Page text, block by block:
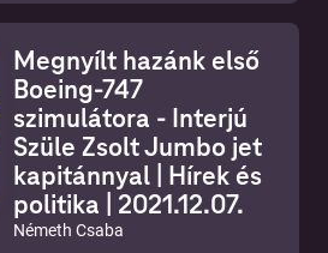
Megnyílt hazánk első
Boeing-747
szimulátora - Interjú
Szüle Zsolt Jumbo jet
kapitánnyal | Hírek és
politika | 2021.12.07.
Németh Csaba